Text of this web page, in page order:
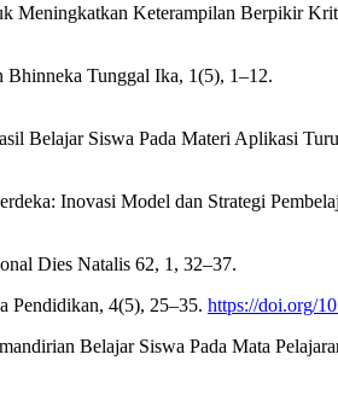
Meningkatkan Keterampilan Berpikir
Tunggal Ika, 1(5), 1–12.
Belajar Siswa Pada Materi Aplikasi
Inovasi Model dan Strategi
Dies Natalis 62, 1, 32–37.
Pendidikan, 4(5), 25–35. https://doi.org/
Belajar Siswa Pada Mata